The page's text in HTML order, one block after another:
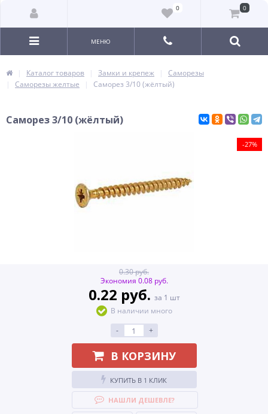
0 0
МЕНЮ
Каталог товаров Замки и крепеж
Саморезы
Саморезы желтые
Саморез 3/10 (жёлтый)
Саморез 3/10 (жёлтый)
-27%
0.30 руб.
Экономия 0.08 руб.
0.22 руб. за 1 шт
В наличии много
-
+
В КОРЗИНУ
КУПИТЬ В 1 КЛИК
НАШЛИ ДЕШЕВЛЕ?